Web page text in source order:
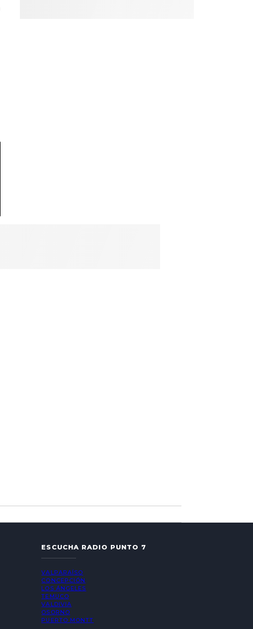
ESCUCHA RADIO PUNTO 7
VALPARAÍSO
CONCEPCIÓN
LOS ÁNGELES
TEMUCO
VALDIVIA
OSORNO
PUERTO MONTT